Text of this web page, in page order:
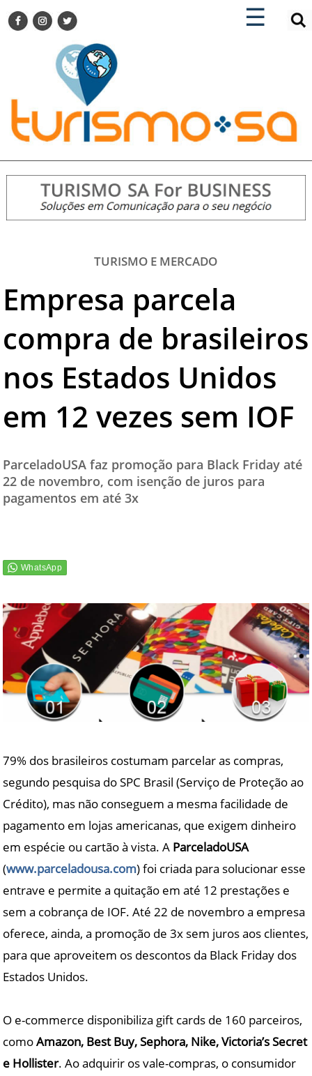
☰
×
TURISMO SA FOR BUSINESS
DESTINOS NACIONAIS
DESTINOS INTERNACIONAIS
CITY BREAK
TURISMO E MERCADO
EVENTOS
HOTELARIA
DICAS
TURISMO SA TV
TESTADO E APROVADO
PARCEIROS
CONTATO
×
ENCONTRE SUA NOTÍCIA
TURISMO E MERCADO
Empresa parcela
compra de brasileiros
nos Estados Unidos
em 12 vezes sem IOF
ParceladoUSA faz promoção para Black Friday até
22 de novembro, com isenção de juros para
pagamentos em até 3x
79% dos brasileiros costumam parcelar as compras,
segundo pesquisa do SPC Brasil (Serviço de Proteção ao
Crédito), mas não conseguem a mesma facilidade de
pagamento em lojas americanas, que exigem dinheiro
em espécie ou cartão à vista. A ParceladoUSA
(www.parceladousa.com) foi criada para solucionar esse
entrave e permite a quitação em até 12 prestações e
sem a cobrança de IOF. Até 22 de novembro a empresa
oferece, ainda, a promoção de 3x sem juros aos clientes,
para que aproveitem os descontos da Black Friday dos
Estados Unidos.
O e-commerce disponibiliza gift cards de 160 parceiros,
comoAmazon, Best Buy, Sephora, Nike, Victoria’s Secret
e Hollister. Ao adquirir os vale-compras, o consumidor